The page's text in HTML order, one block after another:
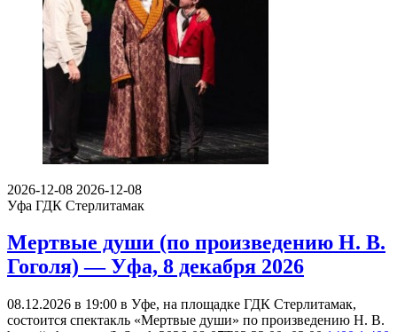
2026-12-08 2026-12-08
Уфа ГДК Стерлитамак
Мертвые души (по произведению Н. В.
Гоголя) — Уфа, 8 декабря 2026
08.12.2026 в 19:00 в Уфе, на площадке ГДК Стерлитамак,
состоится спектакль «Мертвые души» по произведению Н. В.